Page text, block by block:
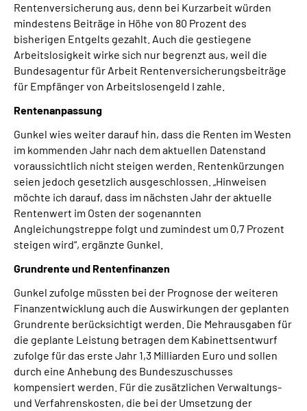
Rentenversicherung aus, denn bei Kurzarbeit würden
mindestens Beiträge in Höhe von 80 Prozent des
bisherigen Entgelts gezahlt. Auch die gestiegene
Arbeitslosigkeit wirke sich nur begrenzt aus, weil die
Bundesagentur für Arbeit Rentenversicherungsbeiträge
für Empfänger von Arbeitslosengeld I zahle.
Rentenanpassung
Gunkel wies weiter darauf hin, dass die Renten im Westen
im kommenden Jahr nach dem aktuellen Datenstand
voraussichtlich nicht steigen werden. Rentenkürzungen
seien jedoch gesetzlich ausgeschlossen. „Hinweisen
möchte ich darauf, dass im nächsten Jahr der aktuelle
Rentenwert im Osten der sogenannten
Angleichungstreppe folgt und zumindest um 0,7 Prozent
steigen wird“, ergänzte Gunkel.
Grundrente und Rentenfinanzen
Gunkel zufolge müssten bei der Prognose der weiteren
Finanzentwicklung auch die Auswirkungen der geplanten
Grundrente berücksichtigt werden. Die Mehrausgaben für
die geplante Leistung betragen dem Kabinettsentwurf
zufolge für das erste Jahr 1,3 Milliarden Euro und sollen
durch eine Anhebung des Bundeszuschusses
kompensiert werden. Für die zusätzlichen Verwaltungs-
und Verfahrenskosten, die bei der Umsetzung der